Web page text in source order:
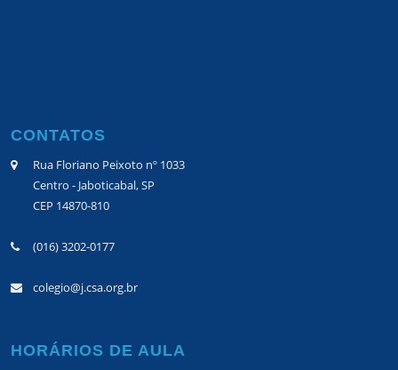
CONTATOS
Rua Floriano Peixoto nº 1033
Centro - Jaboticabal, SP
CEP 14870-810
(016) 3202-0177
colegio@j.csa.org.br
HORÁRIOS DE AULA